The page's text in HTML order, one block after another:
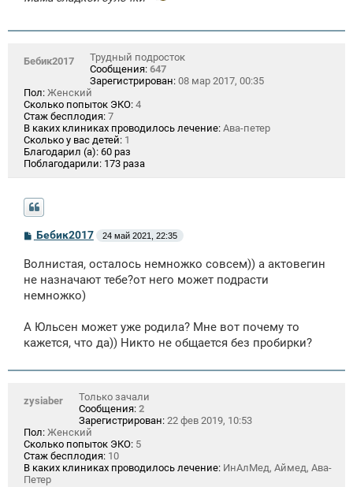
Бебик2017
Трудный подросток
Сообщения: 647
Зарегистрирован: 08 мар 2017, 00:35
Пол: Женский
Сколько попыток ЭКО: 4
Стаж бесплодия: 7
В каких клиниках проводилось лечение: Ава-петер
Сколько у вас детей: 1
Благодарил (а): 60 раз
Поблагодарили: 173 раза
С
б
щ
н
е
Бебик2017 24 май 2021, 22:35
Волнистая, осталось немножко совсем)) а актовегин
не назначают тебе?от него может подрасти
немножко)
А Юльсен может уже родила? Мне вот почему то
кажется, что да)) Никто не общается без пробирки?
zysiaber
Только зачали
Сообщения: 2
Зарегистрирован: 22 фев 2019, 10:53
Пол: Женский
Сколько попыток ЭКО: 5
Стаж бесплодия: 10
В каких клиниках проводилось лечение: ИнАлМед, Аймед, Ава-
Петер